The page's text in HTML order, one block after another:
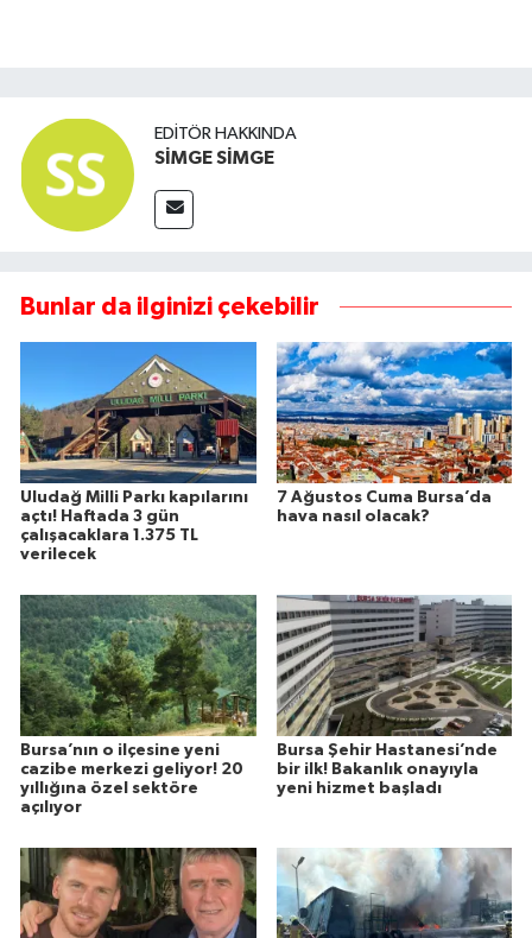
EDITÖR HAKKINDA
SİMGE SİMGE
Bunlar da ilginizi çekebilir
Uludağ Milli Parkı kapılarını
açtı! Haftada 3 gün
çalışacaklara 1.375 TL
verilecek
7 Ağustos Cuma Bursa’da
hava nasıl olacak?
Bursa’nın o ilçesine yeni
cazibe merkezi geliyor! 20
yıllığına özel sektöre
açılıyor
Bursa Şehir Hastanesi’nde
bir ilk! Bakanlık onayıyla
yeni hizmet başladı